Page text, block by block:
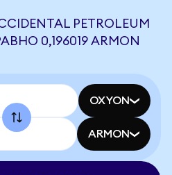
PETROLEUM
0,196019 ARMON
OXYON
ARMON